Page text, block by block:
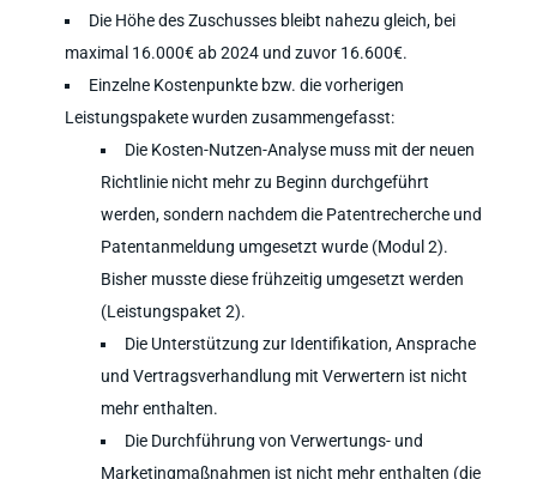
Die Höhe des Zuschusses bleibt nahezu gleich, bei
maximal 16.000€ ab 2024 und zuvor 16.600€.
Einzelne Kostenpunkte bzw. die vorherigen
Leistungspakete wurden zusammengefasst:
Die Kosten-Nutzen-Analyse muss mit der neuen
Richtlinie nicht mehr zu Beginn durchgeführt
werden, sondern nachdem die Patentrecherche und
Patentanmeldung umgesetzt wurde (Modul 2).
Bisher musste diese frühzeitig umgesetzt werden
(Leistungspaket 2).
Die Unterstützung zur Identifikation, Ansprache
und Vertragsverhandlung mit Verwertern ist nicht
mehr enthalten.
Die Durchführung von Verwertungs- und
Marketingmaßnahmen ist nicht mehr enthalten (die